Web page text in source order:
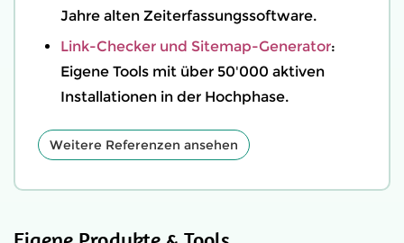
Jahre alten Zeiterfassungssoftware.
Link-Checker und Sitemap-Generator:
Eigene Tools mit über 50'000 aktiven
Installationen in der Hochphase.
Weitere Referenzen ansehen